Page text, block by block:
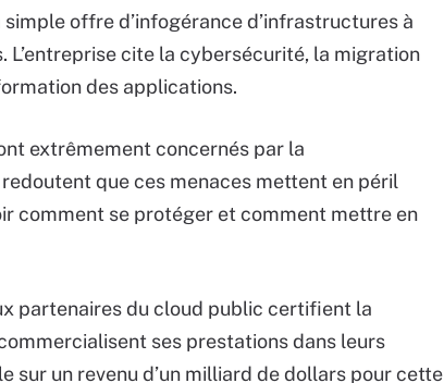
offre d’infogérance d’infrastructures à
cite la cybersécurité, la migration
des applications.
extrêmement concernés par la
que ces menaces mettent en péril
comment se protéger et comment mettre en
partenaires du cloud public certifient la
ses prestations dans leurs
un revenu d’un milliard de dollars pour cette